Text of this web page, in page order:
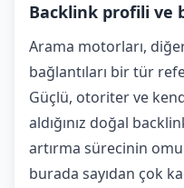
Backlink profili ve
Arama motorları,
bağlantıları bir tür
Güçlü, otoriter ve
aldığınız doğal
artırma sürecinin
burada sayıdan çok